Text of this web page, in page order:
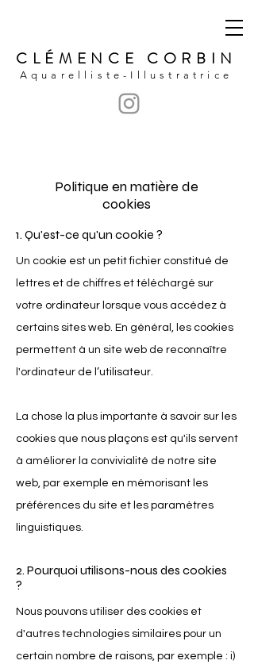
CLÉMENCE CORBIN
Aquarelliste-Illustratrice
Politique en matière de
cookies
1. Qu'est-ce qu'un cookie ?
Un cookie est un petit fichier constitué de
lettres et de chiffres et téléchargé sur
votre ordinateur lorsque vous accédez à
certains sites web. En général, les cookies
permettent à un site web de reconnaître
l'ordinateur de l’utilisateur.
La chose la plus importante à savoir sur les
cookies que nous plaçons est qu'ils servent
à améliorer la convivialité de notre site
web, par exemple en mémorisant les
préférences du site et les paramètres
linguistiques.
2. Pourquoi utilisons-nous des cookies
?
Nous pouvons utiliser des cookies et
d'autres technologies similaires pour un
certain nombre de raisons, par exemple : i)